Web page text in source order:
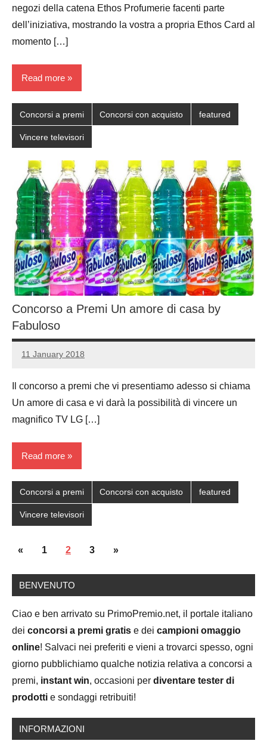
negozi della catena Ethos Profumerie facenti parte
dell’iniziativa, mostrando la vostra a propria Ethos Card al
momento […]
Read more
Concorsi a premi Concorsi con acquisto featured
Vincere televisori
Concorso a Premi Un amore di casa by
Fabuloso
11 January 2018
Luca
No
Il concorso a premi che vi presentiamo adesso si chiama
Un amore di casa e vi darà la possibilità di vincere un
magnifico TV LG […]
Read more
Concorsi a premi Concorsi con acquisto featured
Vincere televisori
Posts
«Previous
1 2 3
Next
»
BENVENUTO
Ciao e ben arrivato su PrimoPremio.net, il portale italiano
dei concorsi a premi gratis e dei campioni omaggio
online! Salvaci nei preferiti e vieni a trovarci spesso, ogni
giorno pubblichiamo qualche notizia relativa a concorsi a
premi, instant win, occasioni per diventare tester di
prodotti e sondaggi retribuiti!
INFORMAZIONI